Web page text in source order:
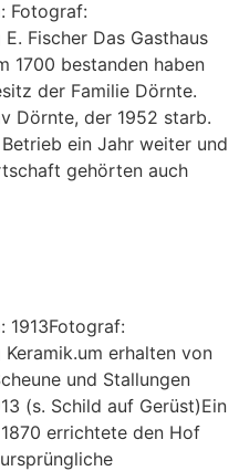
Fotograf:
Fischer Das Gasthaus
1700 bestanden haben
der Familie Dörnte.
Dörnte, der 1952 starb.
ein Jahr weiter und
gehörten auch
1913Fotograf:
erhalten von
und Stallungen
(s. Schild auf Gerüst)Ein
errichtete den Hof